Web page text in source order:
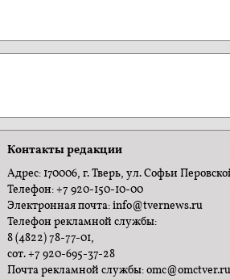
Контакты редакции
Адрес: 170006, г. Тверь, ул. Софьи
Телефон: +7 920-150-10-00
Электронная почта: info@tvernews.ru
Телефон рекламной службы:
8 (4822) 78-77-01,
сот. +7 920-695-37-28
Почта рекламной службы: omc@omctver.ru